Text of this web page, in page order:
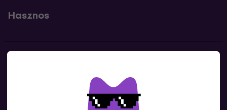
Hasznos
Lépj kapcsolatba velünk